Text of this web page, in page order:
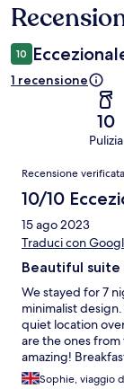
Recensioni
10
1 recensione
10
Pulizia
Recensioni
Recensione verificata
10/10
15 ago 2023
Traduci con
Beautiful suite
We stayed for 7
minimalist
quiet location
are the ones
amazing!
pastries,
Sophie, viaggio